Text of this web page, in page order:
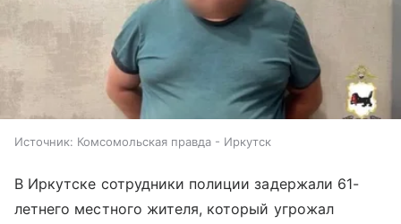
Источник: Комсомольская правда - Иркутск
В Иркутске сотрудники полиции задержали 61-
летнего местного жителя, который угрожал